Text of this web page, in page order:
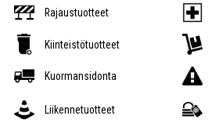
Rajaustuotteet
Kiinteistötuotteet
Kuormansidonta
Liikennetuotteet